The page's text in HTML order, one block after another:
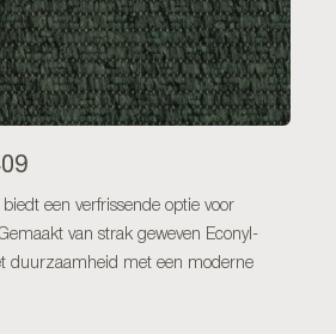
een verfrissende optie voor
van strak geweven Econyl-
duurzaamheid met een moderne